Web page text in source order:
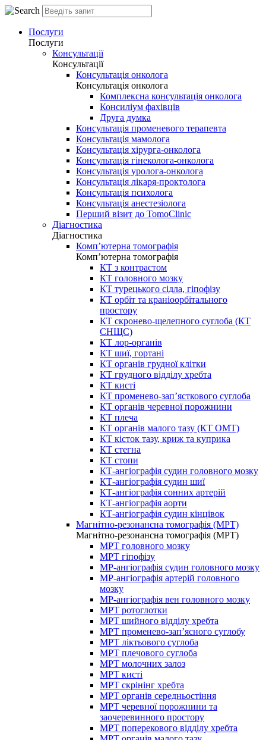
Послуги
Послуги
Консультації
Консультації
Консультація онколога
Консультація онколога
Комплексна консультація онколога
Консиліум фахівців
Друга думка
Консультація променевого терапевта
Консультація мамолога
Консультація хірурга-онколога
Консультація гінеколога-онколога
Консультація уролога-онколога
Консультація лікаря-проктолога
Консультація психолога
Консультація анестезіолога
Перший візит до TomoClinic
Діагностика
Діагностика
Комп’ютерна томографія
Комп’ютерна томографія
КТ з контрастом
КТ головного мозку
КТ турецького сідла, гіпофізу
КТ орбіт та краніоорбітального
простору
КТ скронево-щелепного суглоба (КТ
СНЩС)
КТ лор-органів
КТ шиї, гортані
КТ органів грудної клітки
КТ грудного відділу хребта
КТ кисті
КТ променево-зап’ясткового суглоба
КТ органів черевної порожнини
КТ плеча
КТ органів малого тазу (КТ ОМТ)
КТ кісток тазу, криж та куприка
КТ стегна
КТ стопи
КТ-ангіографія судин головного мозку
КТ-ангіографія судин шиї
КТ-ангіографія сонних артерій
КТ-ангіографія аорти
КТ-ангіографія судин кінцівок
Магнітно-резонансна томографія (МРТ)
Магнітно-резонансна томографія (МРТ)
МРТ головного мозку
МРТ гіпофізу
МР-ангіографія судин головного мозку
МР-ангіографія артерій головного
мозку
МР-ангіографія вен головного мозку
МРТ ротоглотки
МРТ шийного відділу хребта
МРТ променево-зап’ясного суглобу
МРТ ліктьового суглоба
МРТ плечового суглоба
МРТ молочних залоз
МРТ кисті
МРТ скрінінг хребта
МРТ органів середньостіння
МРТ черевної порожнини та
заочеревинного простору
МРТ поперекового відділу хребта